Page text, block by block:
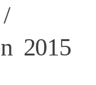
2015